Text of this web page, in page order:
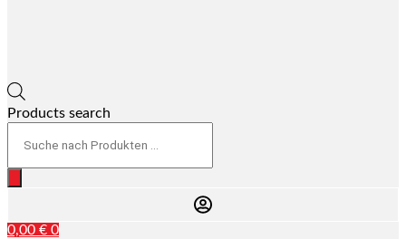
Products search
0,00 € 0